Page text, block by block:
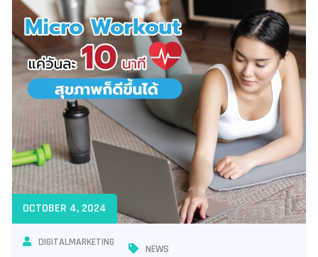
OCTOBER 4, 2024
DIGITALMARKETING
NEWS